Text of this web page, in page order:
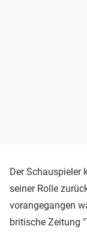
Der Schauspieler
seiner Rolle
vorangegangen
britische Zeitung